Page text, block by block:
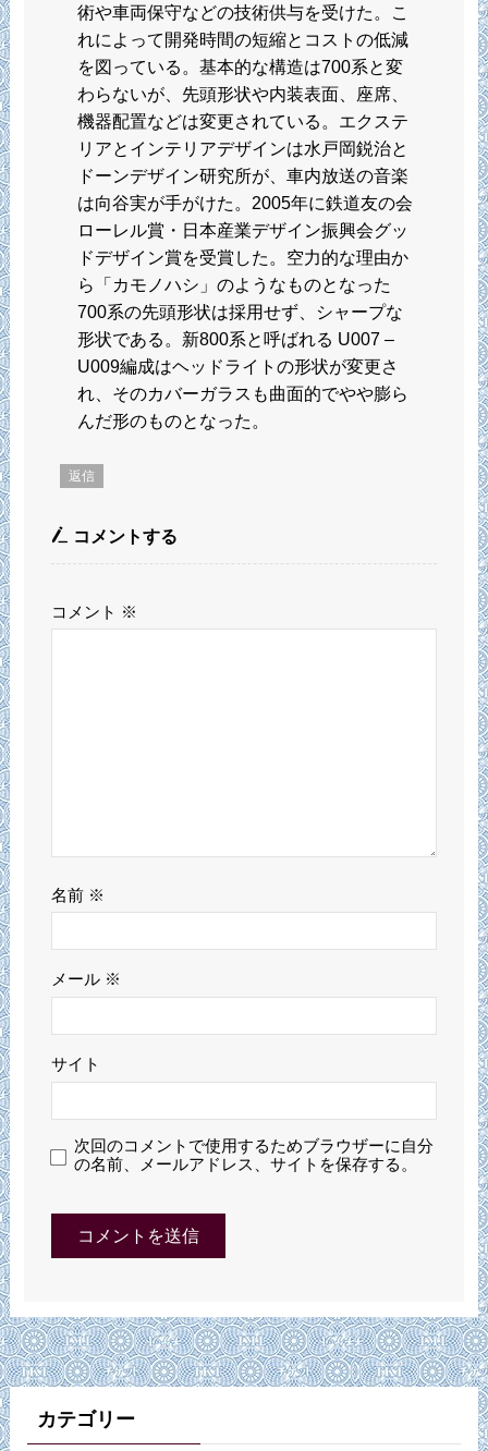
術や車両保守などの技術供与を受けた。こ
れによって開発時間の短縮とコストの低減
を図っている。基本的な構造は700系と変
わらないが、先頭形状や内装表面、座席、
機器配置などは変更されている。エクステ
リアとインテリアデザインは水戸岡鋭治と
ドーンデザイン研究所が、車内放送の音楽
は向谷実が手がけた。2005年に鉄道友の会
ローレル賞・日本産業デザイン振興会グッ
ドデザイン賞を受賞した。空力的な理由か
ら「カモノハシ」のようなものとなった
700系の先頭形状は採用せず、シャープな
形状である。新800系と呼ばれる U007 –
U009編成はヘッドライトの形状が変更さ
れ、そのカバーガラスも曲面的でやや膨ら
んだ形のものとなった。
返信
コメントする
コメント ※
名前 ※
メール ※
サイト
次回のコメントで使用するためブラウザーに自分
の名前、メールアドレス、サイトを保存する。
カテゴリー